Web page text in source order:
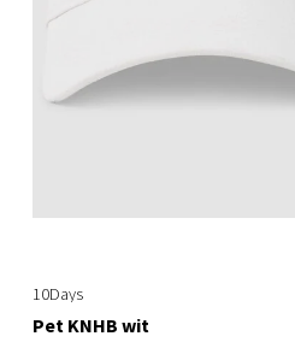
10Days
Pet KNHB wit